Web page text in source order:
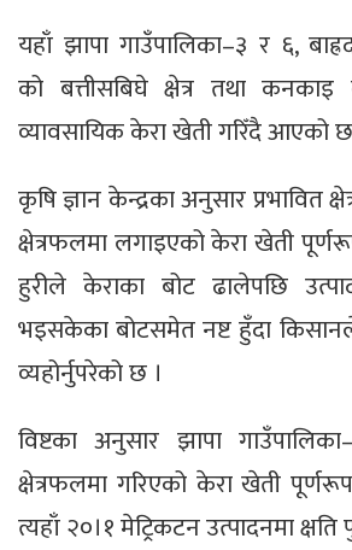
यहाँ झापा गाउँपालिका–३ र ६,
को बत्तीसबिघे क्षेत्र तथा कनकाइ
व्यावसायिक केरा खेती गरिँदै आएको
कृषि ज्ञान केन्द्रका अनुसार प्रभावित
क्षेत्रफलमा लगाइएको केरा खेती
हुरीले केराका बोट ढालेपछि
भइसकेका बोटसमेत नष्ट हुँदा
व्यहोर्नुपरेको छ ।
विष्टका अनुसार झापा
क्षेत्रफलमा गरिएको केरा खेती
त्यहाँ २०।१ मेट्रिकटन उत्पादनमा